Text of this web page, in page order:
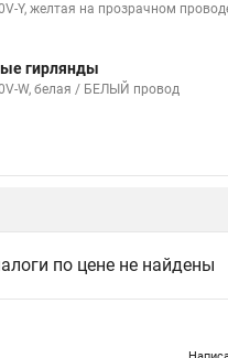
Y, желтая на прозрачном
гирлянды
W, белая / БЕЛЫЙ провод
по цене не найдены